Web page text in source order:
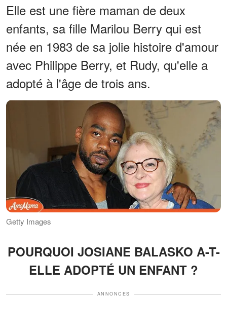
Elle est une fière maman de deux
enfants, sa fille Marilou Berry qui est
née en 1983 de sa jolie histoire d'amour
avec Philippe Berry, et Rudy, qu'elle a
adopté à l'âge de trois ans.
Getty Images
POURQUOI JOSIANE BALASKO A-T-
ELLE ADOPTÉ UN ENFANT ?
ANNONCES